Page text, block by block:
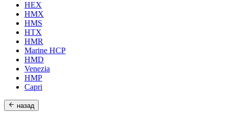
HEX
HMX
HMS
HTX
HMR
Marine HCP
HMD
Venezia
HMP
Capri
назад